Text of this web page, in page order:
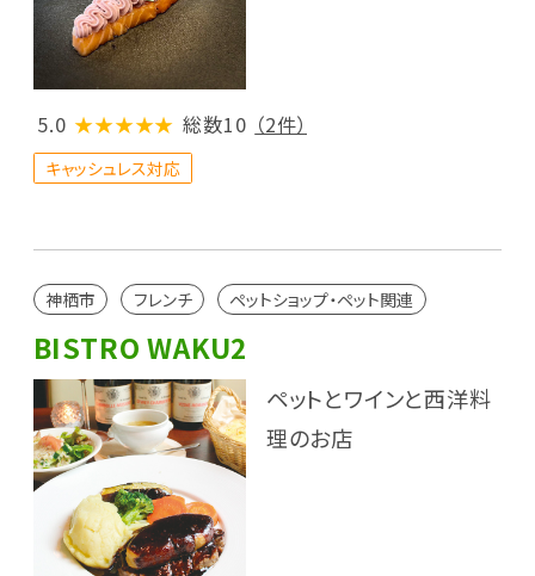
5.0 ★★★★★ 総数10 （2件）
キャッシュレス対応
神栖市 フレンチ ペットショップ・ペット関連
BISTRO WAKU2
ペットとワインと西洋料
理のお店